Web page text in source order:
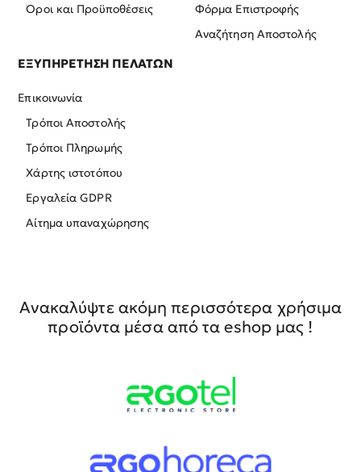
Όροι και Προϋποθέσεις
Φόρμα Επιστροφής
Αναζήτηση Αποστολής
ΕΞΥΠΗΡΕΤΗΣΗ ΠΕΛΑΤΩΝ
Επικοινωνία
Τρόποι Αποστολής
Τρόποι Πληρωμής
Χάρτης ιστοτόπου
Εργαλεία GDPR
Αίτημα υπαναχώρησης
Ανακαλύψτε ακόμη περισσότερα χρήσιμα
προϊόντα μέσα από τα eshop μας !